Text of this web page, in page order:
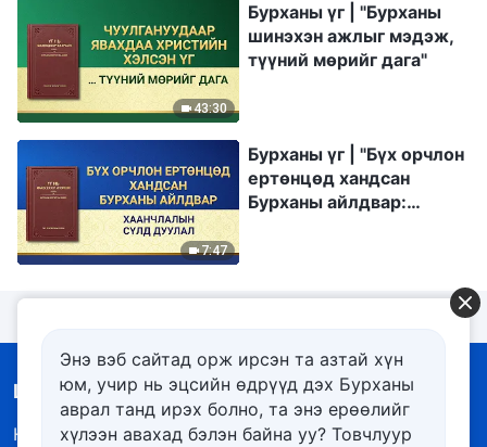
43:30
Бурханы үг | "Бурханы
шинэхэн ажлыг мэдэж,
түүний мөрийг дага"
7:47
Бурханы үг | "Бүх орчлон
ертөнцөд хандсан
Бурханы айлдвар:
Цэс
Нүүр
Ном
Энэ вэб сайтад орж ирсэн та азтай хүн
юм, учир нь эцсийн өдрүүд дэх Бурханы
аврал танд ирэх болно, та энэ ерѳѳлийг
хүлээн авахад бэлэн байна уу? Товчлуур